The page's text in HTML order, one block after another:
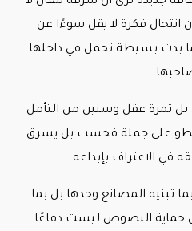
فكرة لا يقل سوءًا عن
بدت بسيطة تحمل في داخلها
ثمرة عقل وسنين من التأمل
على جملة فحسب بل يسرق
في الاعتراف بإبداعه.
تبنيه المصانع وحدها بل بما
حماية النصوص ليست دفاعًا